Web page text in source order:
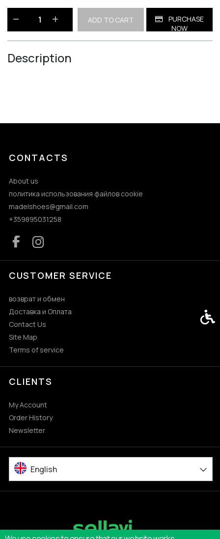
ADD TO CART
PURCHASE
NOW
Description
CONTACTS
About us
политика использования файлов cookie
madelshoes@gmail.com
+359895031258
CUSTOMER SERVICE
возврат и обмен
Доставка и Оплата
Contact Us
Site Map
Terms of service
CLIENTS
My Account
Order History
Newsletter
English